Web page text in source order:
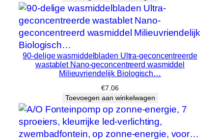
90-delige wasmiddelbladen Ultra-geconcentreerde
wastablet Nano-geconcentreerd wasmiddel
Milieuvriendelijk Biologisch…
€7.06
Toevoegen aan winkelwagen